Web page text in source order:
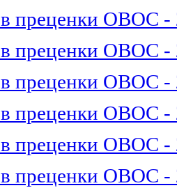
преценки ОВОС -
преценки ОВОС -
преценки ОВОС -
преценки ОВОС -
преценки ОВОС -
преценки ОВОС -